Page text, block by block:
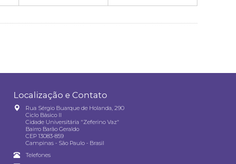
Localização e Contato
Rua Sérgio Buarque de Holanda, 290
Ciclo Básico II
Cidade Universitária "Zeferino Vaz"
Bairro Barão Geraldo
CEP 13083-859
Campinas - São Paulo - Brasil
Telefones